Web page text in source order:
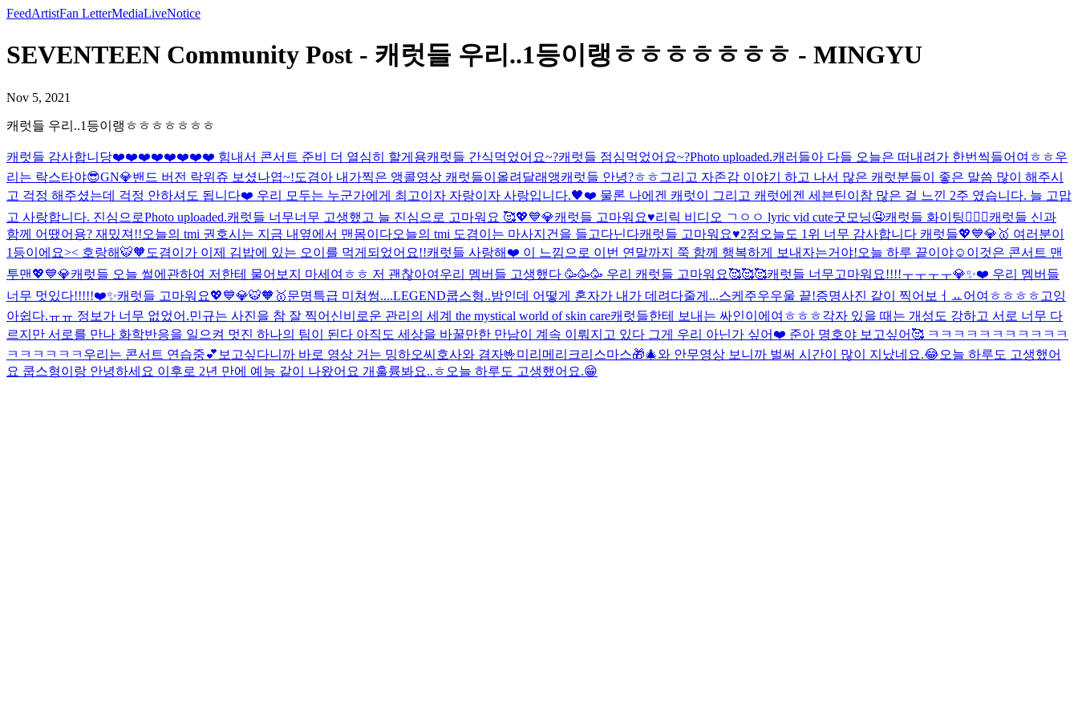
FeedArtistFan LetterMediaLiveNotice
SEVENTEEN Community Post - 캐럿들 우리..1등이랭ㅎㅎㅎㅎㅎㅎㅎ - MINGYU
Nov 5, 2021
캐럿들 우리..1등이랭ㅎㅎㅎㅎㅎㅎㅎ
캐럿들 감사합니당❤️❤️❤️❤️❤️❤️❤️❤️ 힘내서 콘서트 준비 더 열심히 할게용캐럿들 간식먹었어요~?캐럿들 점심먹었어요~?Photo uploaded.캐러들아 다들 오늘은 떠내려가 한번씩들어여ㅎㅎ우
리는 락스타야😎GN💎밴드 버전 락위쥬 보셨나엽~!도겸아 내가찍은 앵콜영상 캐럿들이올려달래앵캐럿들 안녕?ㅎㅎ 그리고 자존감 이야기 하고 나서 많은 캐럿분들이 좋은 말씀 많이 해주시
고 걱정 해주셨는데 걱정 안하셔도 됩니다❤️ 우리 모두는 누군가에게 최고이자 자랑이자 사랑입니다.🖤❤️ 물론 나에겐 캐럿이 그리고 캐럿에겐 세븐틴이 참 많은 걸 느낀 2주 였습니다. 늘 고맙
고 사랑합니다. 진심으로Photo uploaded.캐럿들 너무너무 고생했고 늘 진심으로 고마워요 🥰💖💙💎캐럿들 고마워요♥️리릭 비디오 ㄱㅇㅇ lyric vid cute굿모닝🤤캐럿들 화이팅❤️‍🔥🔥캐럿들 신과
함께 어땠어용? 재밌져!!오늘의 tmi 권호시는 지금 내옆에서 맨몸이다오늘의 tmi 도겸이는 마사지건을 들고다닌다캐럿들 고마워요♥️2점 오늘도 1위 너무 감사합니다 캐럿들💖💙💎🥇 여러분이
1등이에요>< 호랑해🐯🧡 도겸이가 이제 김밥에 있는 오이를 먹게되었어요!!캐럿들 사랑해❤️ 이 느낌으로 이번 연말까지 쭉 함께 행복하게 보내자는거야!오늘 하루 끝이야☺️ 이것은 콘서트 맨
투맨💖💙💎캐럿들 오늘 썰에관하여 저한테 물어보지 마세여ㅎㅎ 저 괜찮아여 우리 멤버들 고생했다 🥳🥳🥳 우리 캐럿들 고마워요🥰🥰🥰캐럿들 너무고마워요!!!!ㅜㅜㅜㅜ💎✨❤️ 우리 멤버들
너무 멋있다!!!!!❤️✨캐럿들 고마워요💖💙💎🐯🧡🥇문명특급 미쳐썽....LEGEND쿱스형..밤인데 어떻게 혼자가 내가 데려다줄게...스케주우우울 끝!증명사진 같이 찍어보ㅓㅛ어여ㅎㅎㅎㅎ 고잉
아쉽다.ㅠㅠ 정보가 너무 없었어.민규는 사진을 참 잘 찍어 신비로운 관리의 세계 the mystical world of skin care캐럿들한테 보내는 싸인이에여ㅎㅎㅎ각자 있을 때는 개성도 강하고 서로 너무 다
르지만 서로를 만나 화학반응을 일으켜 멋진 하나의 팀이 된다 아직도 세상을 바꿀만한 만남이 계속 이뤄지고 있다 그게 우리 아닌가 싶어❤️ 준아 명호야 보고싶어🥰 ㅋㅋㅋㅋㅋㅋㅋㅋㅋㅋㅋ
ㅋㅋㅋㅋㅋㅋ 우리는 콘서트 연습중💕 보고싶다니까 바로 영상 거는 밍하오씨 호사와 겸자🤟미리메리크리스마스🎁🎄와 안무영상 보니까 벌써 시간이 많이 지났네요.😂오늘 하루도 고생했어
요 쿱스형이랑 안녕하세요 이후로 2년 만에 예능 같이 나왔어요 개훌륭봐요..ㅎ 오늘 하루도 고생했어요.😁